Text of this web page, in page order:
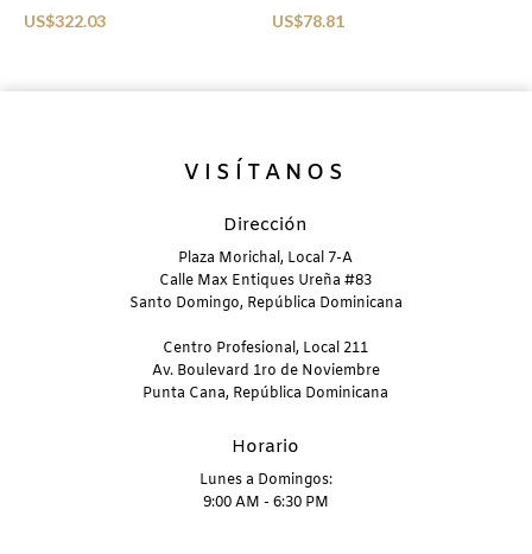
US$322.03
US$78.81
VISÍTANOS
Dirección
Plaza Morichal, Local 7-A
Calle Max Entiques Ureña #83
Santo Domingo, República Dominicana
Centro Profesional, Local 211
Av. Boulevard 1ro de Noviembre
Punta Cana, República Dominicana
Horario
Lunes a Domingos:
9:00 AM - 6:30 PM